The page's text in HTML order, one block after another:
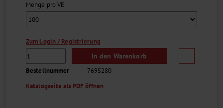
Menge pro VE
Zum Login / Registrierung
In den Warenkorb
Bestellnummer
7695280
Katalogseite als PDF öffnen